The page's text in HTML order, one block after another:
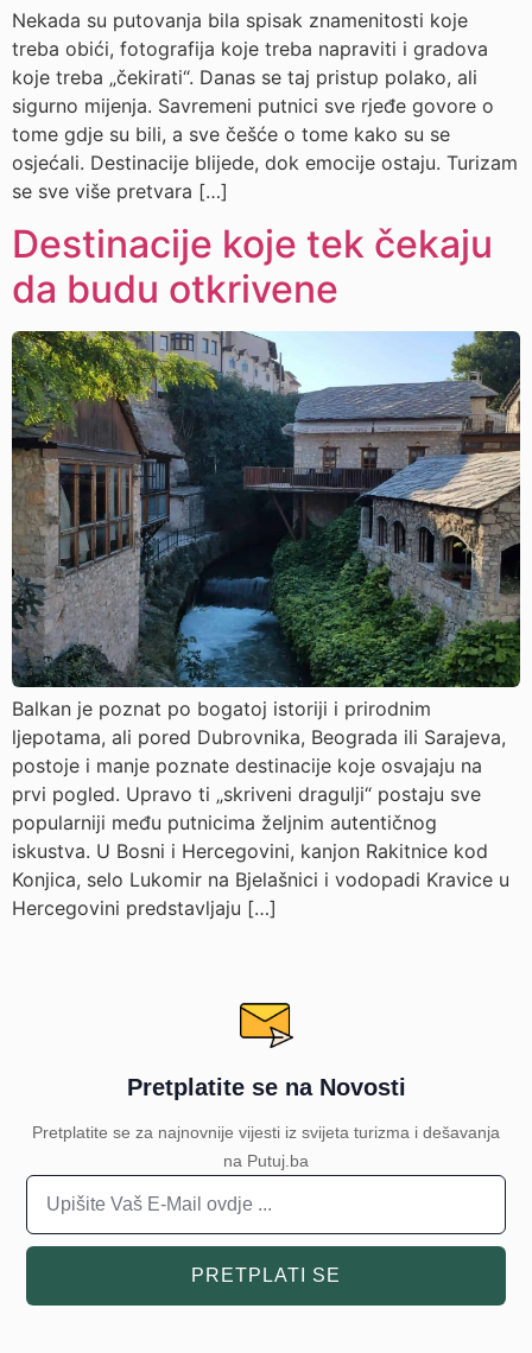
Nekada su putovanja bila spisak znamenitosti koje
treba obići, fotografija koje treba napraviti i gradova
koje treba „čekirati“. Danas se taj pristup polako, ali
sigurno mijenja. Savremeni putnici sve rjeđe govore o
tome gdje su bili, a sve češće o tome kako su se
osjećali. Destinacije blijede, dok emocije ostaju. Turizam
se sve više pretvara […]
Destinacije koje tek čekaju
da budu otkrivene
Balkan je poznat po bogatoj istoriji i prirodnim
ljepotama, ali pored Dubrovnika, Beograda ili Sarajeva,
postoje i manje poznate destinacije koje osvajaju na
prvi pogled. Upravo ti „skriveni dragulji“ postaju sve
popularniji među putnicima željnim autentičnog
iskustva. U Bosni i Hercegovini, kanjon Rakitnice kod
Konjica, selo Lukomir na Bjelašnici i vodopadi Kravice u
Hercegovini predstavljaju […]
Pretplatite se na Novosti
Pretplatite se za najnovnije vijesti iz svijeta turizma i dešavanja
na Putuj.ba
PRETPLATI SE